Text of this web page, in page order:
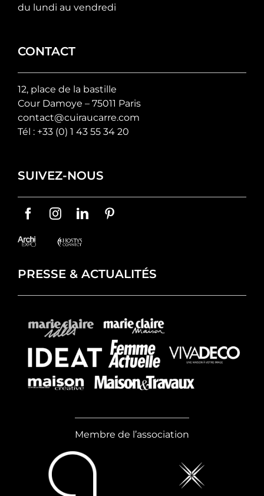
du lundi au vendredi
CONTACT
12, place de la bastille
Cour Damoye – 75011 Paris
contact@cuiraucarre.com
Tél : +33 (0) 1 43 55 34 20
SUIVEZ-NOUS
PRESSE & ACTUALITÉS
Membre de l’association